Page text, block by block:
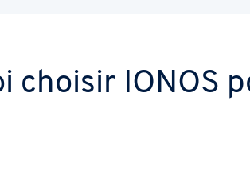
choisir IONOS